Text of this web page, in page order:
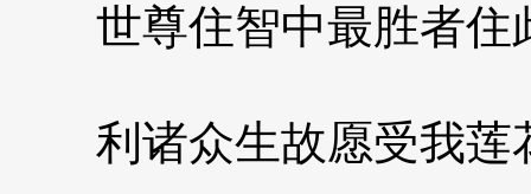
世尊住智中最胜者住
利诸众生故愿受我莲